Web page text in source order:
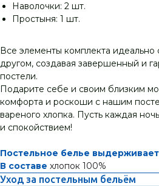
Наволочки: 2 шт.
Простыня: 1 шт.
Все элементы комплекта идеально
другом, создавая завершенный и
постели.
Подарите себе и своим близким
комфорта и роскоши с нашим
вареного хлопка. Пусть каждая
и спокойствием!
Постельное белье выдерживает
В составе хлопок 100%
Уход за постельным бельём